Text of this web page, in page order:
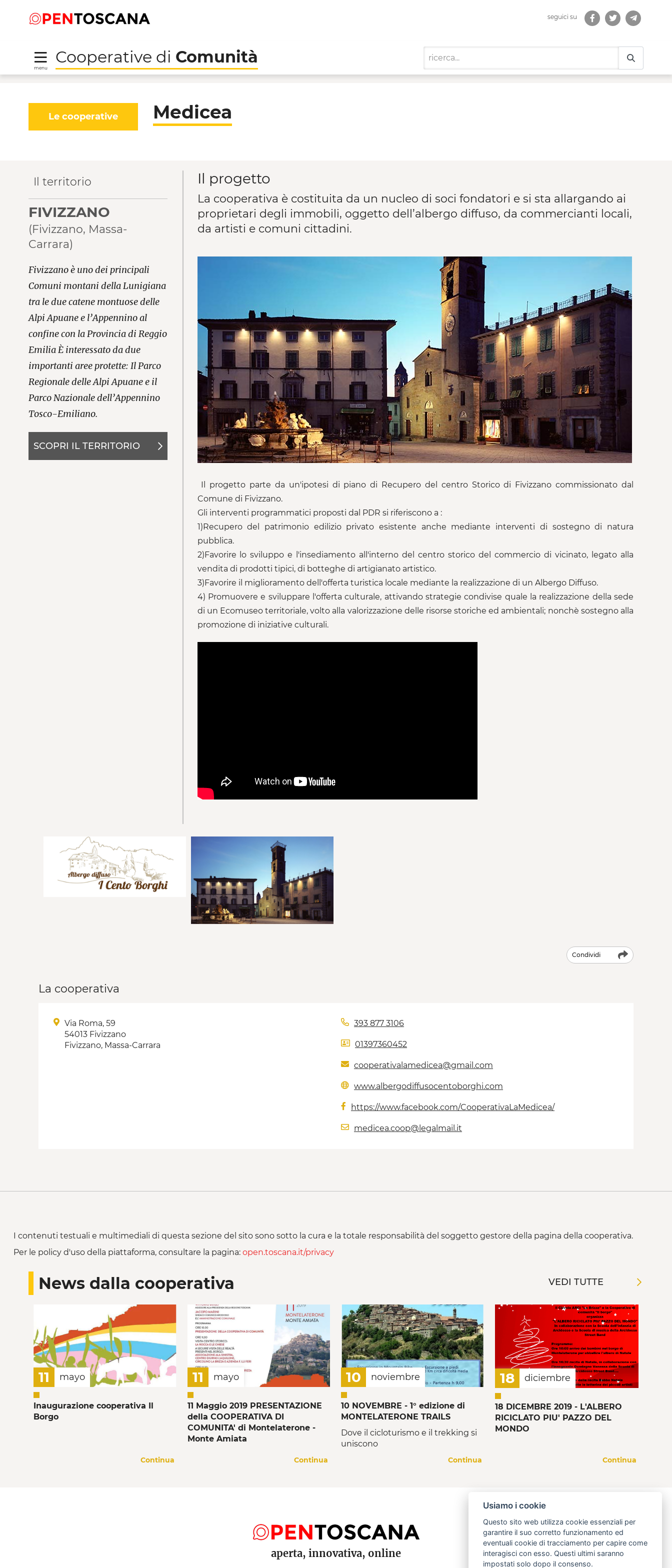
seguici su
menu
Cooperative di Comunità
Medicea - Cooperative di Comunità
Le cooperative Medicea
Il territorio
FIVIZZANO
(Fivizzano, Massa-
Carrara)
Fivizzano è uno dei principali
Comuni montani della Lunigiana
tra le due catene montuose delle
Alpi Apuane e l’Appennino al
confine con la Provincia di Reggio
Emilia È interessato da due
importanti aree protette: Il Parco
Regionale delle Alpi Apuane e il
Parco Nazionale dell’Appennino
Tosco-Emiliano.
SCOPRI IL TERRITORIO
Il progetto
La cooperativa è costituita da un nucleo di soci fondatori e si sta allargando ai
proprietari degli immobili, oggetto dell’albergo diffuso, da commercianti locali,
da artisti e comuni cittadini.
Il progetto parte da un'ipotesi di piano di Recupero del centro Storico di Fivizzano commissionato dal
Comune di Fivizzano.
Gli interventi programmatici proposti dal PDR si riferiscono a :
1)Recupero del patrimonio edilizio privato esistente anche mediante interventi di sostegno di natura
pubblica.
2)Favorire lo sviluppo e l'insediamento all'interno del centro storico del commercio di vicinato, legato alla
vendita di prodotti tipici, di botteghe di artigianato artistico.
3)Favorire il miglioramento dell'offerta turistica locale mediante la realizzazione di un Albergo Diffuso.
4) Promuovere e sviluppare l'offerta culturale, attivando strategie condivise quale la realizzazione della sede
di un Ecomuseo territoriale, volto alla valorizzazione delle risorse storiche ed ambientali; nonchè sostegno alla
promozione di iniziative culturali.
Condividi
La cooperativa
Via Roma, 59
54013 Fivizzano
Fivizzano, Massa-Carrara
393 877 3106
01397360452
cooperativalamedicea@gmail.com
www.albergodiffusocentoborghi.com
https://www.facebook.com/CooperativaLaMedicea/
medicea.coop@legalmail.it
I contenuti testuali e multimediali di questa sezione del sito sono sotto la cura e la totale responsabilità del soggetto gestore della pagina della cooperativa.
Per le policy d'uso della piattaforma, consultare la pagina: open.toscana.it/privacy
News dalla cooperativa VEDI TUTTE
11 mayo
Inaugurazione cooperativa Il
Borgo
Continua
11 mayo
11 Maggio 2019 PRESENTAZIONE
della COOPERATIVA DI
COMUNITA' di Montelaterone -
Monte Amiata
Continua
10 noviembre
10 NOVEMBRE - 1° edizione di
MONTELATERONE TRAILS
Dove il cicloturismo e il trekking si
uniscono
Continua
18 diciembre
18 DICEMBRE 2019 - L'ALBERO
RICICLATO PIU' PAZZO DEL
MONDO
Continua
aperta, innovativa, online
Usiamo i cookie
Questo sito web utilizza cookie essenziali per
garantire il suo corretto funzionamento ed
eventuali cookie di tracciamento per capire come
interagisci con esso. Questi ultimi saranno
impostati solo dopo il consenso.